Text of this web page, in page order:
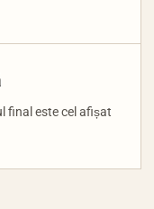
final este cel afișat